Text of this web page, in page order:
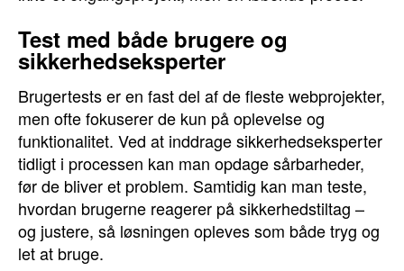
Test med både brugere og
sikkerhedseksperter
Brugertests er en fast del af de fleste webprojekter,
men ofte fokuserer de kun på oplevelse og
funktionalitet. Ved at inddrage sikkerhedseksperter
tidligt i processen kan man opdage sårbarheder,
før de bliver et problem. Samtidig kan man teste,
hvordan brugerne reagerer på sikkerhedstiltag –
og justere, så løsningen opleves som både tryg og
let at bruge.